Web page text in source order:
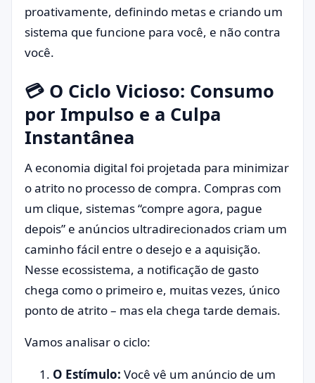
proativamente, definindo metas e criando um
sistema que funcione para você, e não contra
você.
💳 O Ciclo Vicioso: Consumo
por Impulso e a Culpa
Instantânea
A economia digital foi projetada para minimizar
o atrito no processo de compra. Compras com
um clique, sistemas “compre agora, pague
depois” e anúncios ultradirecionados criam um
caminho fácil entre o desejo e a aquisição.
Nesse ecossistema, a notificação de gasto
chega como o primeiro e, muitas vezes, único
ponto de atrito – mas ela chega tarde demais.
Vamos analisar o ciclo:
O Estímulo: Você vê um anúncio de um